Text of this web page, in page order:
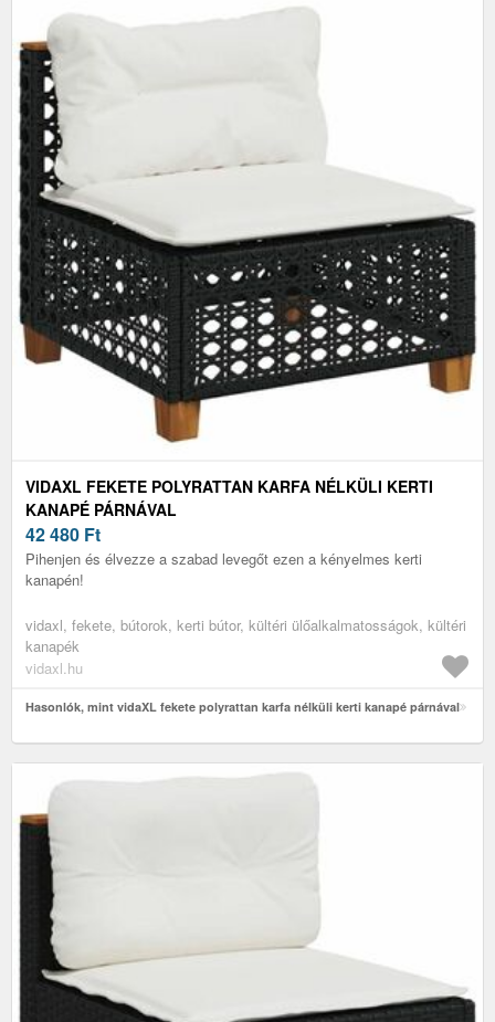
VIDAXL FEKETE POLYRATTAN KARFA NÉLKÜLI KERTI
KANAPÉ PÁRNÁVAL
42 480 Ft
Pihenjen és élvezze a szabad levegőt ezen a kényelmes kerti
kanapén!
vidaxl, fekete, bútorok, kerti bútor, kültéri ülőalkalmatosságok, kültéri
kanapék
vidaxl.hu
Hasonlók, mint vidaXL fekete polyrattan karfa nélküli kerti kanapé párnával